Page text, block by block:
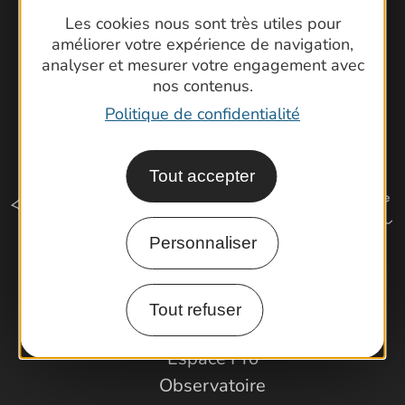
Les cookies nous sont très utiles pour
améliorer votre expérience de navigation,
analyser et mesurer votre engagement avec
nos contenus.
Politique de confidentialité
Tout accepter
Personnaliser
Tout refuser
Comment venir ?
Espace Pro
Observatoire